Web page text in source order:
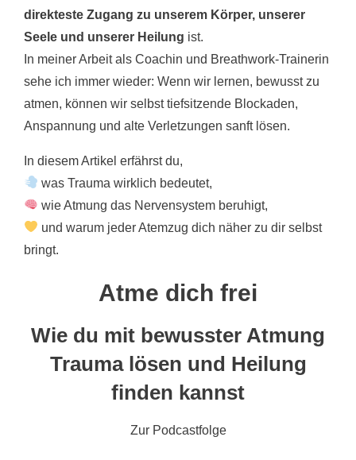
tp
o
o
e
n
direkteste Zugang zu unserem Körper, unserer
Seele und unserer Heilung ist.
In meiner Arbeit als Coachin und Breathwork-Trainerin
sehe ich immer wieder: Wenn wir lernen, bewusst zu
atmen, können wir selbst tiefsitzende Blockaden,
Anspannung und alte Verletzungen sanft lösen.
In diesem Artikel erfährst du,
was Trauma wirklich bedeutet,
wie Atmung das Nervensystem beruhigt,
und warum jeder Atemzug dich näher zu dir selbst
bringt.
Atme dich frei
Wie du mit bewusster Atmung
Trauma lösen und Heilung
finden kannst
Zur Podcastfolge